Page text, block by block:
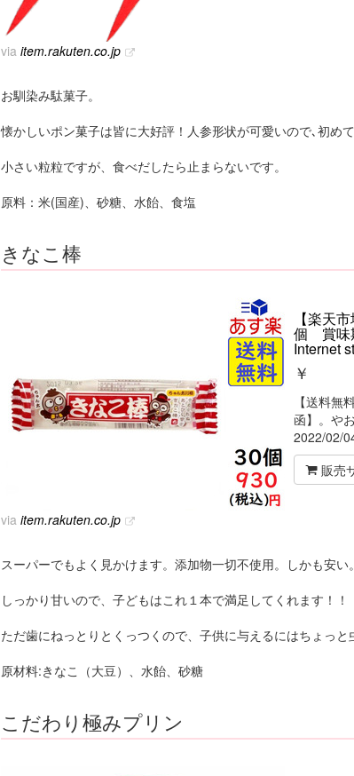
via item.rakuten.co.jp
お馴染み駄菓子。
懐かしいポン菓子は皆に大好評！人参形状が可愛いので､初め
小さい粒粒ですが、食べだしたら止まらないです。
原料：米(国産)、砂糖、水飴、食塩
きなこ棒
via item.rakuten.co.jp
【楽天
個 賞味
Internet
￥
【送料無
函】。や
2022/02/
販売
スーパーでもよく見かけます。添加物一切不使用。しかも安い。
しっかり甘いので、子どもはこれ１本で満足してくれます！！
ただ歯にねっとりとくっつくので、子供に与えるにはちょっと
原材料:きなこ（大豆）、水飴、砂糖
こだわり極みプリン